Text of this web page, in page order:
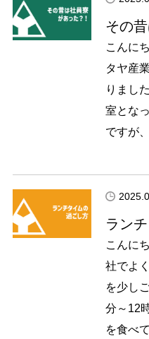
その
こんに
タヤ産
りまし
室とな
ですが
ラン
こんに
社でよ
を少し
分～12
を食べ